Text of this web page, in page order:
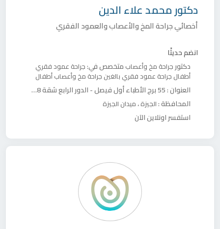
دكتورمحمد علاء الدين
أخصائي جراحة المخ والأعصاب والعمود الفقري
انضم حديثًا
دكتور جراحة مخ وأعصاب متخصص في:جراحة عمود فقري
أطفال جراحة عمود فقري بالغين جراحة مخ وأعصاب أطفال
العنوان :55 برج الأطباء أول فيصل - الدور الرابع شقة 408
المحافظة :الجيزة،ميدان الجيزة
استفسر اونلاين الآن